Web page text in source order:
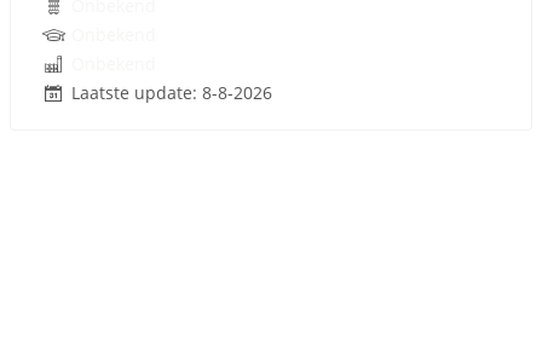
Laatste update: 8-8-2026